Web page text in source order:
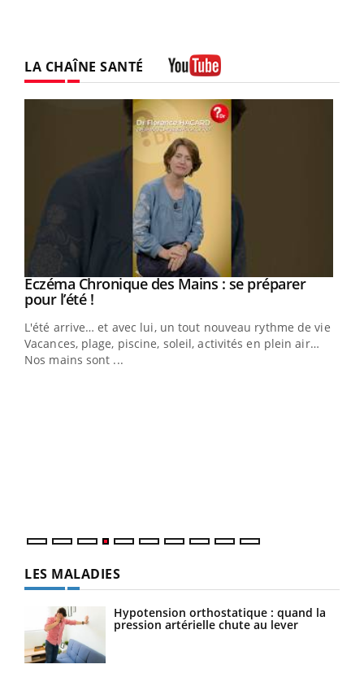
LA CHAÎNE SANTÉ
Youtube
Eczéma Chronique des Mains : se préparer
pour l’été !Youtube
L'été arrive… et avec lui, un tout nouveau rythme de vie !
Vacances, plage, piscine, soleil, activités en plein air…
Nos mains sont ...
LES MALADIES
Hypotension orthostatique : quand la
pression artérielle chute au lever